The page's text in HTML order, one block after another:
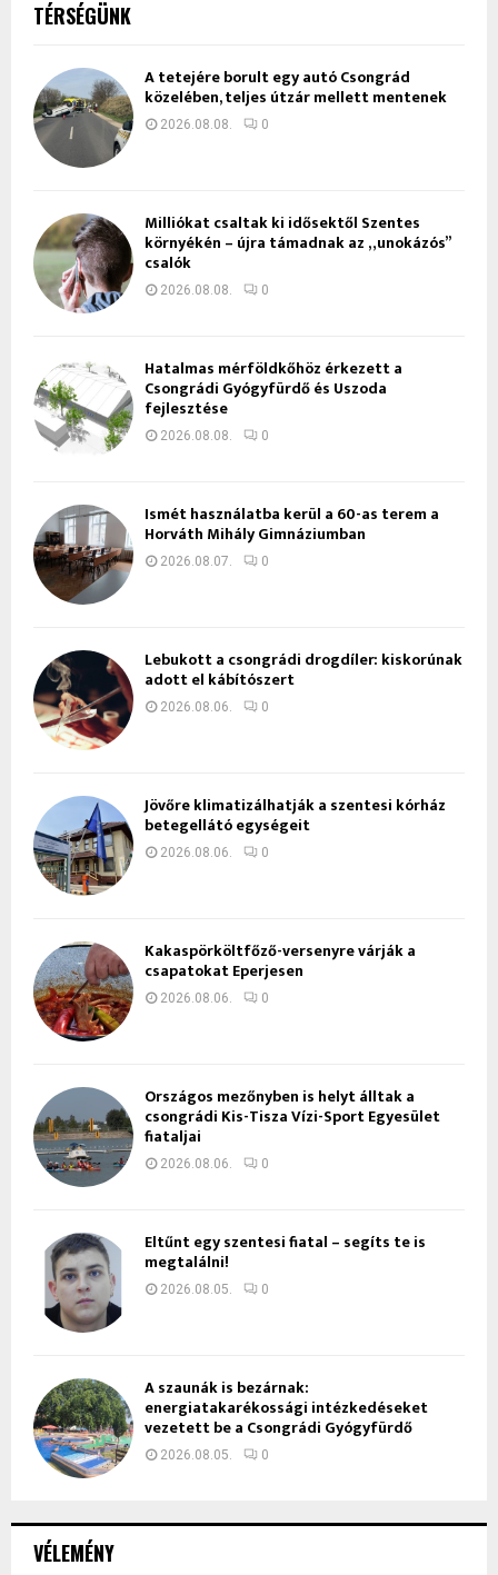
VÉLEMÉNY
TÉRSÉGÜNK
A tetejére borult egy autó Csongrád
közelében, teljes útzár mellett mentenek
2026.08.08. 0
Milliókat csaltak ki idősektől Szentes
környékén – újra támadnak az „unokázós”
csalók
2026.08.08. 0
Hatalmas mérföldkőhöz érkezett a
Csongrádi Gyógyfürdő és Uszoda
fejlesztése
2026.08.08. 0
Ismét használatba kerül a 60-as terem a
Horváth Mihály Gimnáziumban
2026.08.07. 0
Lebukott a csongrádi drogdíler: kiskorúnak
adott el kábítószert
2026.08.06. 0
Jövőre klimatizálhatják a szentesi kórház
betegellátó egységeit
2026.08.06. 0
Kakaspörköltfőző-versenyre várják a
csapatokat Eperjesen
2026.08.06. 0
Országos mezőnyben is helyt álltak a
csongrádi Kis-Tisza Vízi-Sport Egyesület
fiataljai
2026.08.06. 0
Eltűnt egy szentesi fiatal – segíts te is
megtalálni!
2026.08.05. 0
A szaunák is bezárnak:
energiatakarékossági intézkedéseket
vezetett be a Csongrádi Gyógyfürdő
2026.08.05. 0